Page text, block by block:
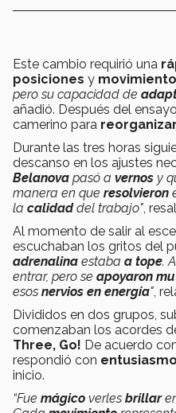
Este cambio requirió una
posiciones y
pero su capacidad de
añadió. Después del
camerino para
Durante las tres horas
descanso en los ajustes
Belanova pasó a vernos y
manera en que resolvieron
la calidaddel trabajo",
Al momento de salir al
escuchaban los gritos del
adrenalina estaba a tope.
entrar, pero se apoyaron
esos nervios en energía",
Divididos en dos grupos,
comenzaban los acordes
Three, Go! De acuerdo
respondió con entusiasmo
inicio.
“Fue mágico verles brillar